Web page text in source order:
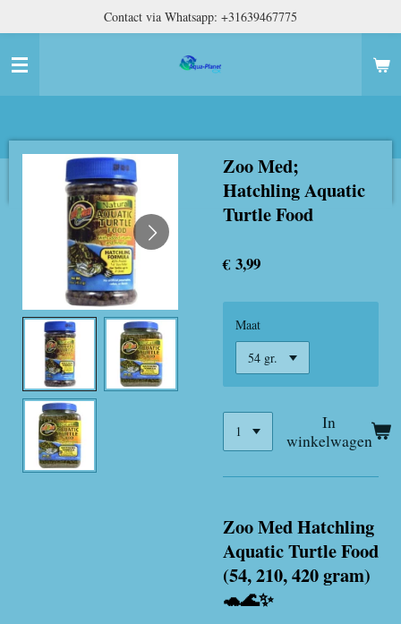
naar
hoofdinhoud
Contact via Whatsapp: +31639467775
Zoo Med;
Hatchling Aquatic
Turtle Food
€ 3,99
Maat
In
winkelwagen
Zoo Med Hatchling
Aquatic Turtle Food
(54, 210, 420 gram)
🐢🌊✨